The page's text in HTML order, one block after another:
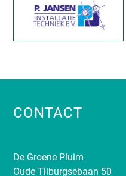
CONTACT
De Groene Pluim
Oude Tilburgsebaan 50